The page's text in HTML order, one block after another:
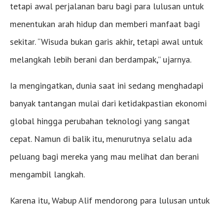
tetapi awal perjalanan baru bagi para lulusan untuk
menentukan arah hidup dan memberi manfaat bagi
sekitar. “Wisuda bukan garis akhir, tetapi awal untuk
melangkah lebih berani dan berdampak,” ujarnya.
Ia mengingatkan, dunia saat ini sedang menghadapi
banyak tantangan mulai dari ketidakpastian ekonomi
global hingga perubahan teknologi yang sangat
cepat. Namun di balik itu, menurutnya selalu ada
peluang bagi mereka yang mau melihat dan berani
mengambil langkah.
Karena itu, Wabup Alif mendorong para lulusan untuk